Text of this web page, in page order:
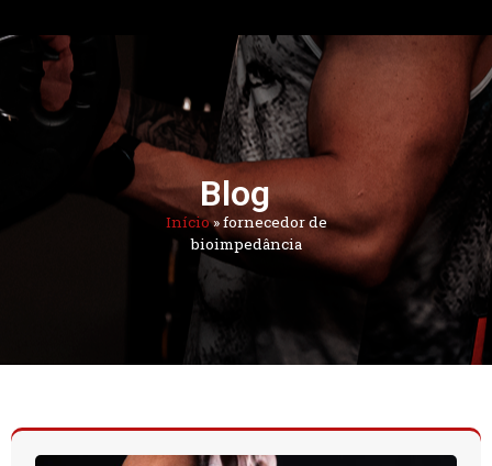
Blog
Início»fornecedor de
bioimpedância